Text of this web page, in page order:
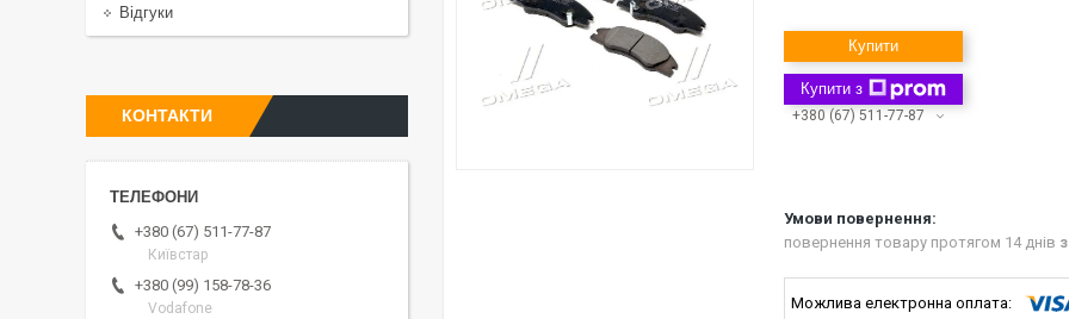
Купити
Купити з
+380 (67) 511-77-87
повернення товару протягом 14 днів
Відгуки
КОНТАКТИ
+380 (67) 511-77-87
Київстар
+380 (99) 158-78-36
Vodafone